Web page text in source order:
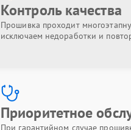
Контроль качества
Прошивка проходит
исключаем недоработки и
Приоритетное
При гарантийном случае